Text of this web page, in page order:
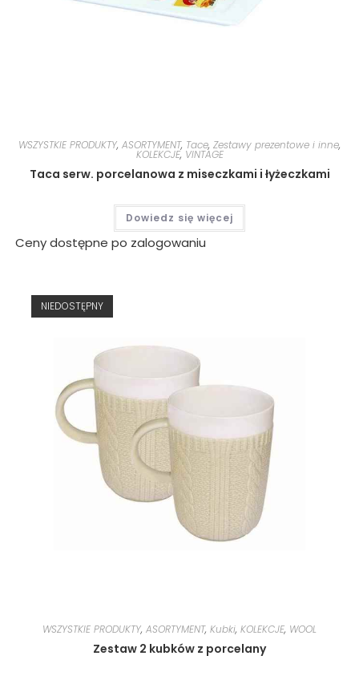
WSZYSTKIE PRODUKTY, ASORTYMENT, Tace, Zestawy prezentowe i inne,
KOLEKCJE, VINTAGE
Taca serw. porcelanowa z miseczkami i łyżeczkami
Dowiedz się więcej
Ceny dostępne po zalogowaniu
NIEDOSTĘPNY
WSZYSTKIE PRODUKTY, ASORTYMENT, Kubki, KOLEKCJE, WOOL
Zestaw 2 kubków z porcelany